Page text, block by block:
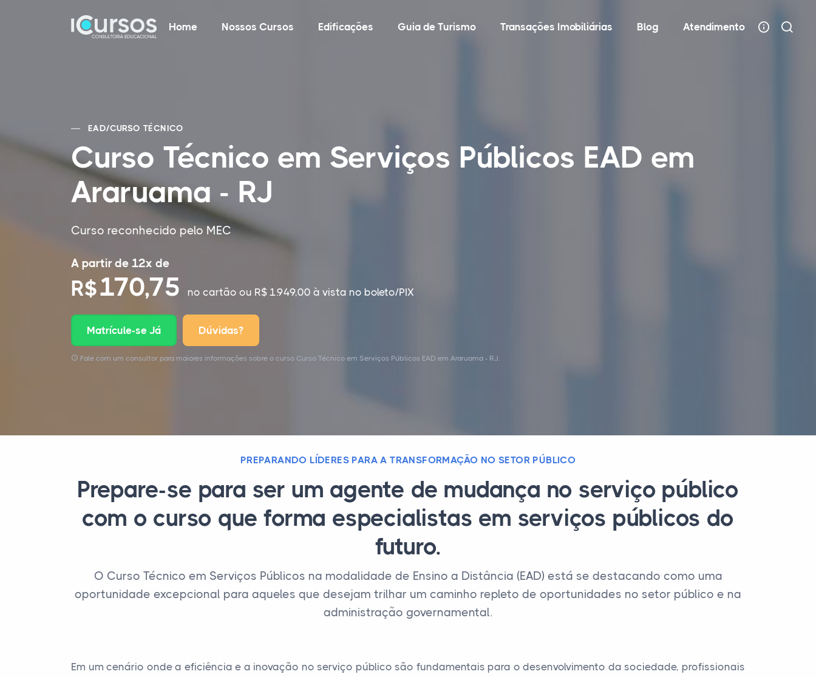
Home Nossos Cursos Edificações Guia de Turismo Transações Imobiliárias Blog Atendimento
EAD/CURSO TÉCNICO
Curso Técnico em Serviços Públicos EAD em
Araruama - RJ
Curso reconhecido pelo MEC
A partir de 12x de
R$170,75 no cartão ou R$ 1.949,00 à vista no boleto/PIX
Matrícule-se Já Dúvidas?
Fale com um consultor para maiores informações sobre o curso Curso Técnico em Serviços Públicos EAD em Araruama - RJ.
PREPARANDO LÍDERES PARA A TRANSFORMAÇÃO NO SETOR PÚBLICO
Prepare-se para ser um agente de mudança no serviço público
com o curso que forma especialistas em serviços públicos do
futuro.
O Curso Técnico em Serviços Públicos na modalidade de Ensino a Distância (EAD) está se destacando como uma
oportunidade excepcional para aqueles que desejam trilhar um caminho repleto de oportunidades no setor público e na
administração governamental.
Em um cenário onde a eficiência e a inovação no serviço público são fundamentais para o desenvolvimento da sociedade, profissionais